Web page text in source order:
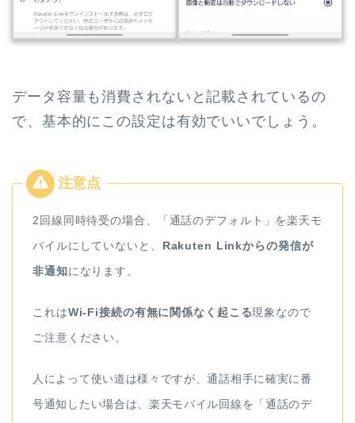
データ容量も消費されないと記載されているの
で、基本的にこの設定は有効でいいでしょう。
2回線同時待受の場合、「通話のデフォルト」を楽天モ
バイルにしていないと、 Rakuten Linkからの発信が
非通知になります。
これはWi-Fi接続の有無に関係なく起こる現象なので
ご注意ください。
人によって使い道は様々ですが、通話相手に確実に番
号通知したい場合は、楽天モバイル回線を「通話のデ